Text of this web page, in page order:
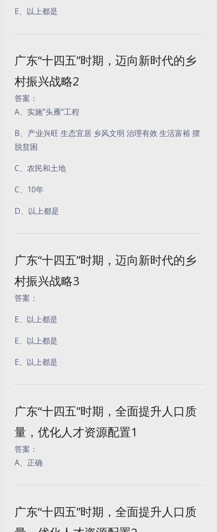
E、以上都是
广东“十四五”时期，迈向新时代的乡
村振兴战略2
答案：
A、实施”头雁”工程
B、产业兴旺 生态宜居 乡风文明 治理有效 生活富裕 摆
脱贫困
C、农民和土地
C、10年
D、以上都是
广东“十四五”时期，迈向新时代的乡
村振兴战略3
答案：
E、以上都是
E、以上都是
E、以上都是
广东“十四五”时期，全面提升人口质
量，优化人才资源配置1
答案：
A、正确
广东“十四五”时期，全面提升人口质